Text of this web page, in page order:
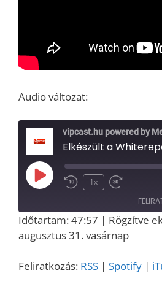
Audio változat:
vipcast.hu powered by
Play
1x
RSS
MEGOSZT
ÁS
LINK
Időtartam: 47:57 | Rögzítve
augusztus 31. vasárnap
Feliratkozás: RSS | Spotify |